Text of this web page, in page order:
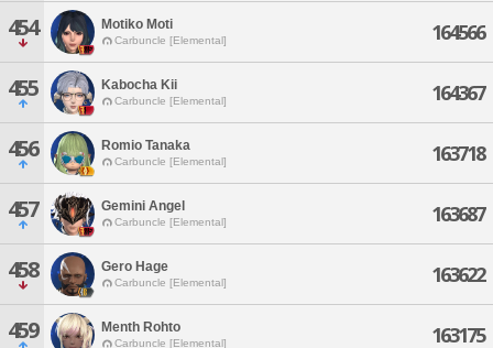
454 Motiko Moti
Carbuncle [Elemental] 164566
455 Kabocha Kii
Carbuncle [Elemental] 164367
456 Romio Tanaka
Carbuncle [Elemental] 163718
457 Gemini Angel
Carbuncle [Elemental] 163687
458 Gero Hage
Carbuncle [Elemental] 163622
459 Menth Rohto
Carbuncle [Elemental] 163175